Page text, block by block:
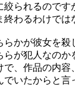
られるので
わるわけで
かが彼女を殺
が犯人なのか
、作品の内
いたからと